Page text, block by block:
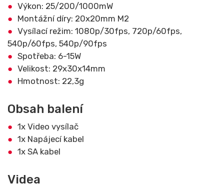
Výkon: 25/200/1000mW
Montážní díry: 20x20mm M2
Vysílací režim: 1080p/30fps, 720p/60fps,
540p/60fps, 540p/90fps
Spotřeba: 6-15W
Velikost: 29x30x14mm
Hmotnost: 22,3g
Obsah balení
1x Video vysílač
1x Napájecí kabel
1x SA kabel
Videa